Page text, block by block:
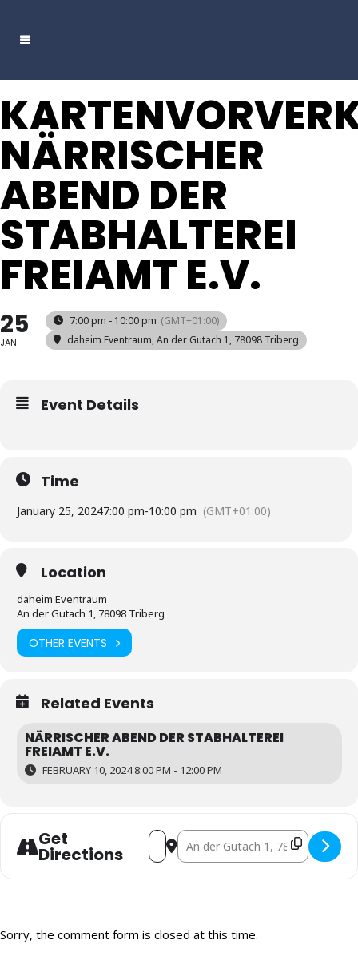
NÄRRISCHER
ABEND DER
STABHALTEREI
FREIAMT E.V.
25
JAN
7:00 pm - 10:00 pm (GMT+01:00)
daheim Eventraum, An der Gutach 1, 78098 Triberg
Event Details
Time
January 25, 20247:00 pm-10:00 pm (GMT+01:00)
Location
daheim Eventraum
An der Gutach 1, 78098 Triberg
OTHER EVENTS
Related Events
NÄRRISCHER ABEND DER STABHALTEREI
FREIAMT E.V.
FEBRUARY 10, 2024 8:00 PM - 12:00 PM
Get
Directions
Address - Kartenvorverkauf närrischer
Destination Address -
Sorry, the comment form is closed at this time.